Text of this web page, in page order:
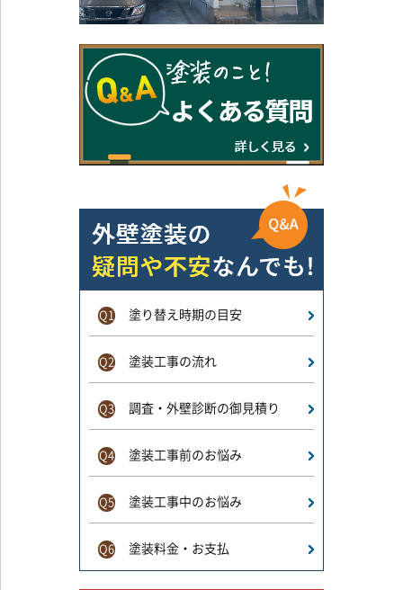
Q1 塗り替え時期の目安
Q2 塗装工事の流れ
Q3 調査・外壁診断の御見積り
Q4 塗装工事前のお悩み
Q5 塗装工事中のお悩み
Q6 塗装料金・お支払